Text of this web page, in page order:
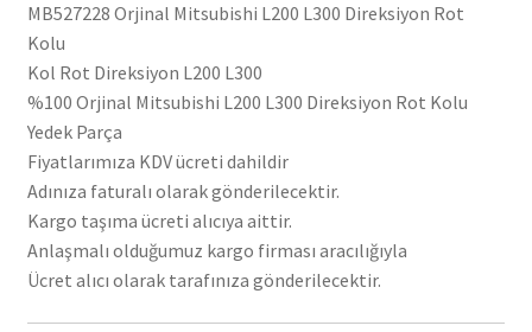
MB527228 Orjinal Mitsubishi L200 L300 Direksiyon Rot
Kolu
Kol Rot Direksiyon L200 L300
%100 Orjinal Mitsubishi L200 L300 Direksiyon Rot Kolu
Yedek Parça
Fiyatlarımıza KDV ücreti dahildir
Adınıza faturalı olarak gönderilecektir.
Kargo taşıma ücreti alıcıya aittir.
Anlaşmalı olduğumuz kargo firması aracılığıyla
Ücret alıcı olarak tarafınıza gönderilecektir.